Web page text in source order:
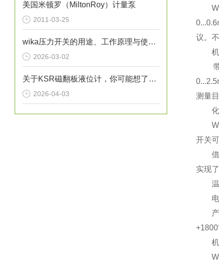
美国米顿罗（MiltonRoy）计量泵
2011-03-25
wika压力开关的用途、工作原理与使用注意事项
2026-03-02
关于KSR磁翻板液位计，你可能想了解的几个方面
2026-04-03
议。
机
带
测量
化
开关
借助
实现
温
电
产品
机